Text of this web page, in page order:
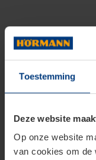
Toestemming
Deze website
Op onze website
van cookies om de